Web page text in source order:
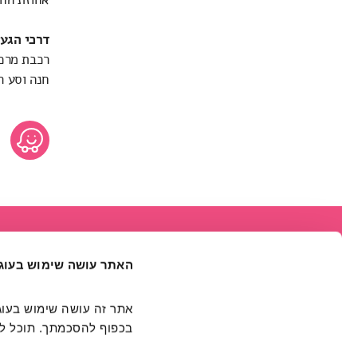
האתר עושה שימוש
בכפוף להסכמתך. תוכל
דרכי
רכבת מרכז
חנה וסע